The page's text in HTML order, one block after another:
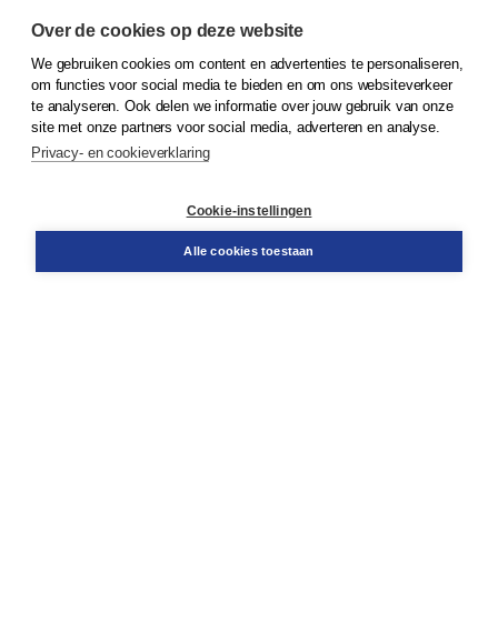
© 2026Koninklijke Boom uitgevers
Bestellen
Over de cookies op deze website
We gebruiken cookies om content en advertenties te personaliseren,
om functies voor social media te bieden en om ons websiteverkeer
te analyseren. Ook delen we informatie over jouw gebruik van onze
site met onze partners voor social media, adverteren en analyse.
Privacy- en cookieverklaring
Cookie-instellingen
Alle cookies toestaan